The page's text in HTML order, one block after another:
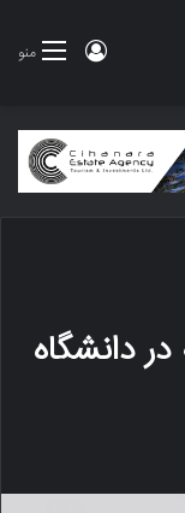
منو ورود
دانشگاه